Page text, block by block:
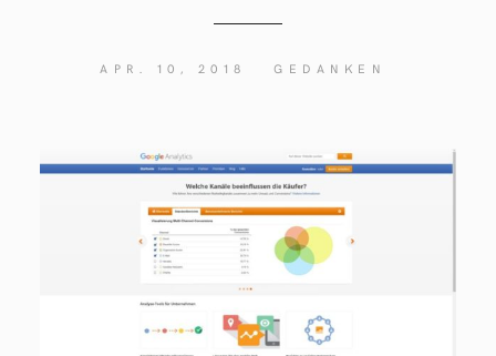
APR. 10, 2018 GEDANKEN